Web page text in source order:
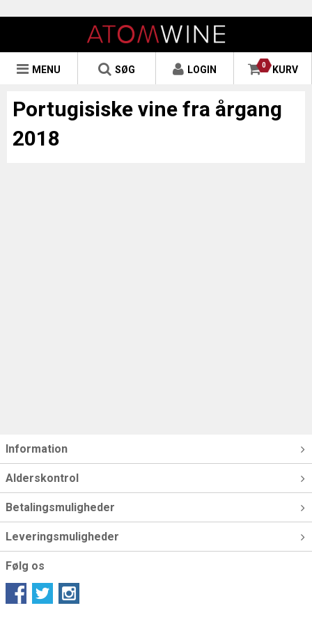
0 KURV
LOGIN
SØG
MENU
Portugisiske vine fra årgang
2018
Information
Alderskontrol
Betalingsmuligheder
Leveringsmuligheder
Følg os